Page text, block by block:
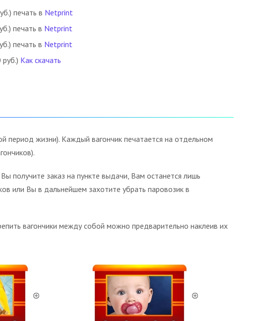
печать в Netprint
печать в Netprint
печать в Netprint
руб.) Как скачать
период жизни). Каждый вагончик печатается на отдельном
получите заказ на пункте выдачи, Вам останется лишь
или Вы в дальнейшем захотите убрать паровозик в
вагончики между собой можно предварительно наклеив их